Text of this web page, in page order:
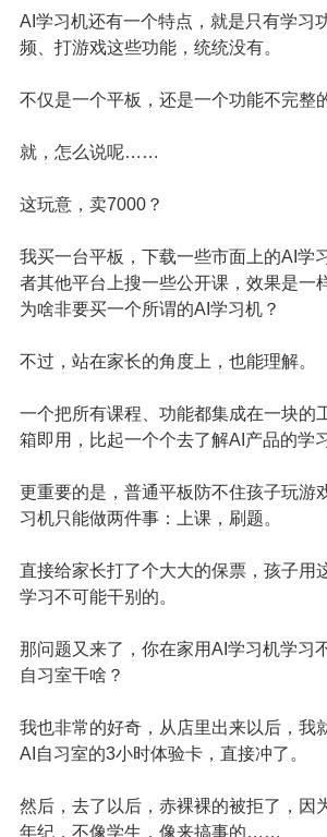
AI学习机还有一个特点，就是只有学习
频、打游戏这些功能，统统没有。
不仅是一个平板，还是一个功能不完整
就，怎么说呢……
这玩意，卖7000？
我买一台平板，下载一些市面上的AI学
者其他平台上搜一些公开课，效果是一
为啥非要买一个所谓的AI学习机？
不过，站在家长的角度上，也能理解。
一个把所有课程、功能都集成在一块的
箱即用，比起一个个去了解AI产品的学
更重要的是，普通平板防不住孩子玩游
习机只能做两件事：上课，刷题。
直接给家长打了个大大的保票，孩子用
学习不可能干别的。
那问题又来了，你在家用AI学习机学习
自习室干啥？
我也非常的好奇，从店里出来以后，我
AI自习室的3小时体验卡，直接冲了。
然后，去了以后，赤裸裸的被拒了，因
年纪，不像学生，像来搞事的……